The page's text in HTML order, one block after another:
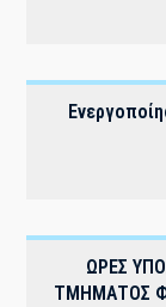
ΩΡΕΣ
ΤΜΗΜΑΤΟΣ